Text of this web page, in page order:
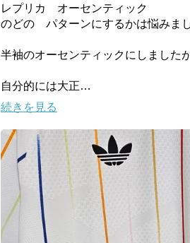
レプリカ　オーセンティック
のどの　パターンにするかは悩みま
半袖のオーセンティックにしました
自分的には大正…
続きを見る